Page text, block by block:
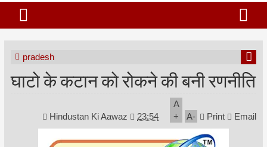
pradesh
घाटो के कटान को रोकने की बनी रणनीति
Hindustan Ki Aawaz 23:54
A
+
A- Print Email